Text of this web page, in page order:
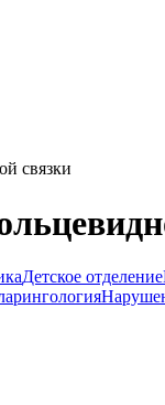
связки
Детское отделение